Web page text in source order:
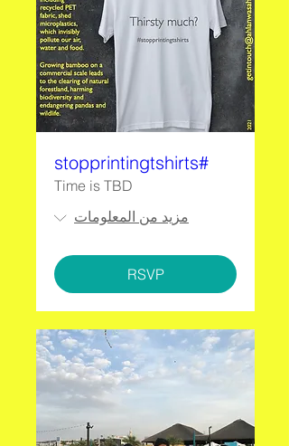
#stopprintingtshirts
Time is TBD
مزيد من المعلومات
RSVP